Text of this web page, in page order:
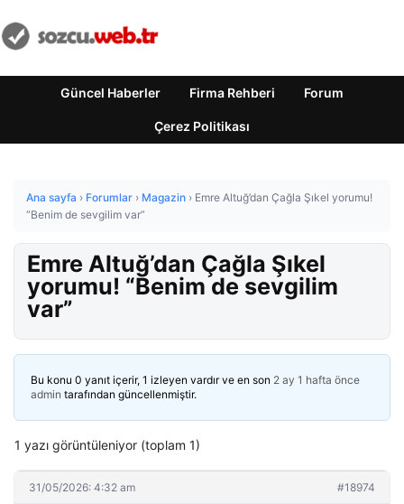
Güncel Haberler Firma Rehberi Forum
Çerez Politikası
Ana sayfa › Forumlar › Magazin › Emre Altuğ’dan Çağla Şıkel yorumu!
“Benim de sevgilim var”
Emre Altuğ’dan Çağla Şıkel
yorumu! “Benim de sevgilim
var”
Bu konu 0 yanıt içerir, 1 izleyen vardır ve en son 2 ay 1 hafta önce
admin tarafından güncellenmiştir.
1 yazı görüntüleniyor (toplam 1)
31/05/2026: 4:32 am #18974